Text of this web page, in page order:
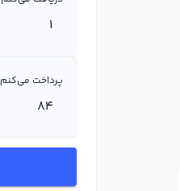
پرداخت می‌کنم